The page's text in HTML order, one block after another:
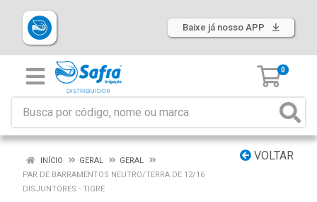
Baixe já nosso APP
0
VOLTAR
INÍCIO GERAL
GERAL
PAR DE BARRAMENTOS NEUTRO/TERRA DE 12/16
DISJUNTORES - TIGRE